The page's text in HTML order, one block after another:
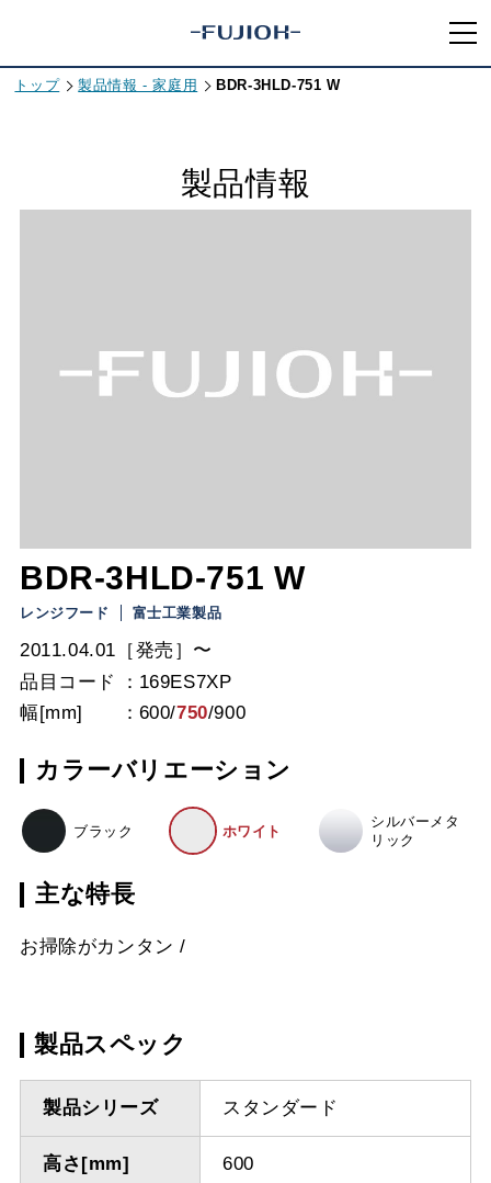
トップ 製品情報 - 家庭用 BDR-3HLD-751 W
製品情報
BDR-3HLD-751 W
レンジフード 富士工業製品
2011.04.01［発売］〜
品目コード
169ES7XP
幅[mm]
600/750/900
カラーバリエーション
ブラック ホワイト
シルバーメタ
リック
主な特長
お掃除がカンタン
製品スペック
製品シリーズ スタンダード
高さ[mm]
600